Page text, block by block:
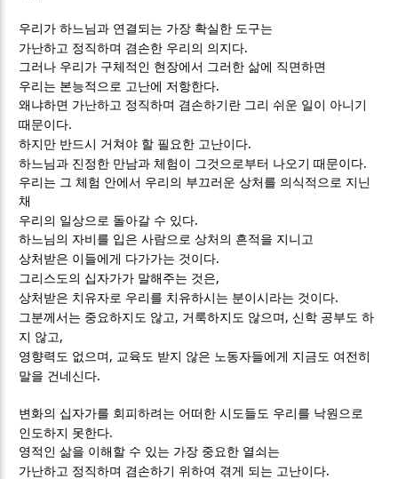
우리가 하느님과 연결되는 가장 확실한 도구는
가난하고 정직하며 겸손한 우리의 의지다.
그러나 우리가 구체적인 현장에서 그러한 삶에 직면하면
우리는 본능적으로 고난에 저항한다.
왜냐하면 가난하고 정직하며 겸손하기란 그리 쉬운 일이 아니기
때문이다.
하지만 반드시 거쳐야 할 필요한 고난이다.
하느님과 진정한 만남과 체험이 그것으로부터 나오기 때문이다.
우리는 그 체험 안에서 우리의 부끄러운 상처를 의식적으로 지닌
채
우리의 일상으로 돌아갈 수 있다.
하느님의 자비를 입은 사람으로 상처의 흔적을 지니고
상처받은 이들에게 다가가는 것이다.
그리스도의 십자가가 말해주는 것은,
상처받은 치유자로 우리를 치유하시는 분이시라는 것이다.
그분께서는 중요하지도 않고 , 거룩하지도 않으며 , 신학 공부도 하
지 않고 ,
영향력도 없으며 , 교육도 받지 않은 노동자들에게 지금도 여전히
말을 건네신다.
변화의 십자가를 회피하려는 어떠한 시도들도 우리를 낙원으로
인도하지 못한다.
영적인 삶을 이해할 수 있는 가장 중요한 열쇠는
가난하고 정직하며 겸손하기 위하여 겪게 되는 고난이다.